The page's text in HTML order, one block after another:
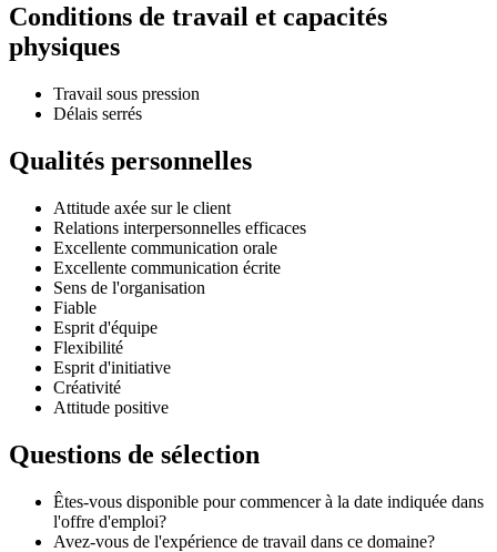
Conditions de travail et capacités
physiques
Travail sous pression
Délais serrés
Qualités personnelles
Attitude axée sur le client
Relations interpersonnelles efficaces
Excellente communication orale
Excellente communication écrite
Sens de l'organisation
Fiable
Esprit d'équipe
Flexibilité
Esprit d'initiative
Créativité
Attitude positive
Questions de sélection
Êtes-vous disponible pour commencer à la date indiquée dans
l'offre d'emploi?
Avez-vous de l'expérience de travail dans ce domaine?